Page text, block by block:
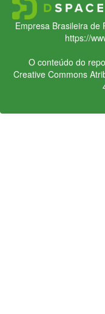
Empresa Brasileira de
https://
O conteúdo do
Creative Commons